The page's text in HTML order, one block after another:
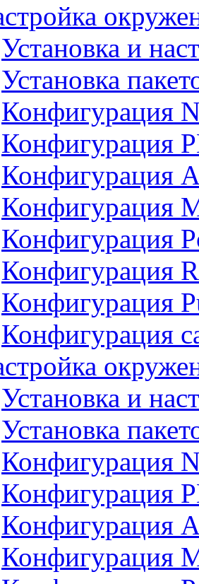
Установка и
Установка
Конфигурация
Конфигурация
Конфигурация
Конфигурация
Конфигурация
Конфигурация
Конфигурация
Конфигурация
Установка и
Установка
Конфигурация
Конфигурация
Конфигурация
Конфигурация